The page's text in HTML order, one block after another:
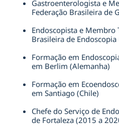
Gastroenterologista e
Federação Brasileira de
Endoscopista e Membro
Brasileira de Endoscopia
Formação em
em Berlim (Alemanha)
Formação em
em Santiago (Chile)
Chefe do Serviço de
de Fortaleza (2015 a